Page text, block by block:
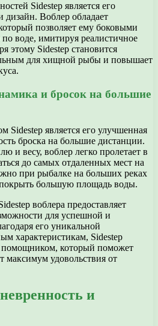
Sidestep является его
дизайн. Воблер обладает
позволяет ему боковыми
воде, имитируя реалистичное
этому Sidestep становится
для хищной рыбы и повышает
и бросок на большие
является его улучшенная
броска на большие дистанции.
и весу, воблер легко пролетает в
до самых отдаленных мест на
при рыбалке на больших реках
покрыть большую площадь воды.
воблера предоставляет
для успешной и
его уникальной
характеристикам, Sidestep
помощником, который поможет
максимум удовольствия от
и